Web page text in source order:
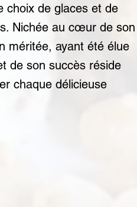
choix de glaces et de
Nichée au cœur de son
méritée, ayant été élue
de son succès réside
chaque délicieuse